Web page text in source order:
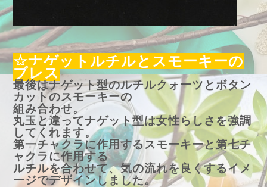
☆ナゲットルチルとスモーキーの
ブレス
最後はナゲット型のルチルクォーツとボタン
カットのスモーキーの
組み合わせ。
丸玉と違ってナゲット型は女性らしさを強調
してくれます。
第一チャクラに作用するスモーキーと第七チ
ャクラに作用する
ルチルを合わせて、気の流れを良くするイメ
ージでデザインしました。